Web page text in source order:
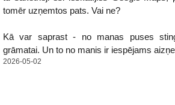
tomēr uzņemtos pats. Vai ne?
Kā var saprast - no manas puses
grāmatai. Un to no manis ir iespējams
2026-05-02